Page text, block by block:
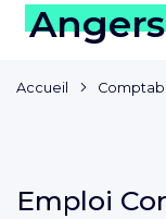
Angers
Accueil
Emploi